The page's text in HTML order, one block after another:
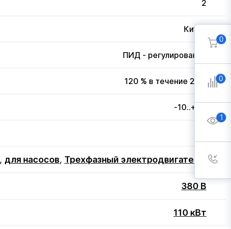
2
Китай
ПИД - регулирование
120 % в течение 20 с
-10..+40
, для насосов, Трехфазный электродвигатель
380 В
110 кВт
0
0
1